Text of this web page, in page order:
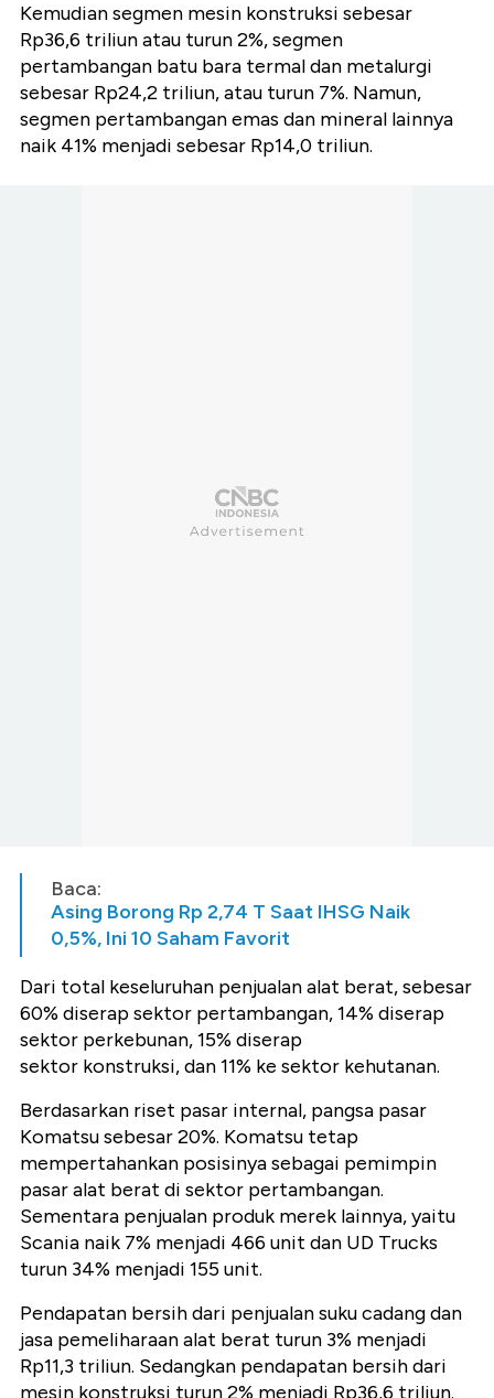
Kemudian segmen mesin konstruksi sebesar
Rp36,6 triliun atau turun 2%, segmen
pertambangan batu bara termal dan metalurgi
sebesar Rp24,2 triliun, atau turun 7%. Namun,
segmen pertambangan emas dan mineral lainnya
naik 41% menjadi sebesar Rp14,0 triliun.
Baca:
Asing Borong Rp 2,74 T Saat IHSG Naik
0,5%, Ini 10 Saham Favorit
Dari total keseluruhan penjualan alat berat, sebesar
60% diserap sektor pertambangan, 14% diserap
sektor perkebunan, 15% diserap
sektor konstruksi, dan 11% ke sektor kehutanan.
Berdasarkan riset pasar internal, pangsa pasar
Komatsu sebesar 20%. Komatsu tetap
mempertahankan posisinya sebagai pemimpin
pasar alat berat di sektor pertambangan.
Sementara penjualan produk merek lainnya, yaitu
Scania naik 7% menjadi 466 unit dan UD Trucks
turun 34% menjadi 155 unit.
Pendapatan bersih dari penjualan suku cadang dan
jasa pemeliharaan alat berat turun 3% menjadi
Rp11,3 triliun. Sedangkan pendapatan bersih dari
mesin konstruksi turun 2% menjadi Rp36,6 triliun.